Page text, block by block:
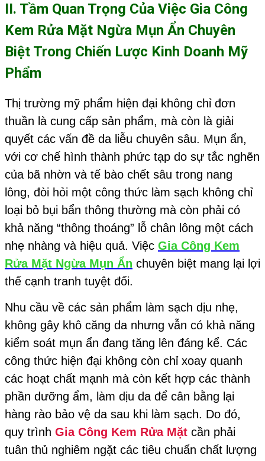
II. Tầm Quan Trọng Của Việc Gia Công
Kem Rửa Mặt Ngừa Mụn Ẩn Chuyên
Biệt Trong Chiến Lược Kinh Doanh Mỹ
Phẩm
Thị trường mỹ phẩm hiện đại không chỉ đơn
thuần là cung cấp sản phẩm, mà còn là giải
quyết các vấn đề da liễu chuyên sâu. Mụn ẩn,
với cơ chế hình thành phức tạp do sự tắc nghẽn
của bã nhờn và tế bào chết sâu trong nang
lông, đòi hỏi một công thức làm sạch không chỉ
loại bỏ bụi bẩn thông thường mà còn phải có
khả năng “thông thoáng” lỗ chân lông một cách
nhẹ nhàng và hiệu quả. Việc Gia Công Kem
Rửa Mặt Ngừa Mụn Ẩn chuyên biệt mang lại lợi
thế cạnh tranh tuyệt đối.
Nhu cầu về các sản phẩm làm sạch dịu nhẹ,
không gây khô căng da nhưng vẫn có khả năng
kiểm soát mụn ẩn đang tăng lên đáng kể. Các
công thức hiện đại không còn chỉ xoay quanh
các hoạt chất mạnh mà còn kết hợp các thành
phần dưỡng ẩm, làm dịu da để cân bằng lại
hàng rào bảo vệ da sau khi làm sạch. Do đó,
quy trình Gia Công Kem Rửa Mặt cần phải
tuân thủ nghiêm ngặt các tiêu chuẩn chất lượng